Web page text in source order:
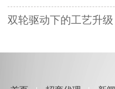
双轮驱动下的工艺升级：灵